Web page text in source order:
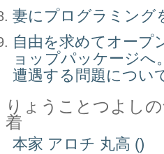
妻にプログラミング
自由を求めてオープ
ョップパッケージへ
遭遇する問題につい
りょうことつよし
着
本家 アロチ 丸高 ()